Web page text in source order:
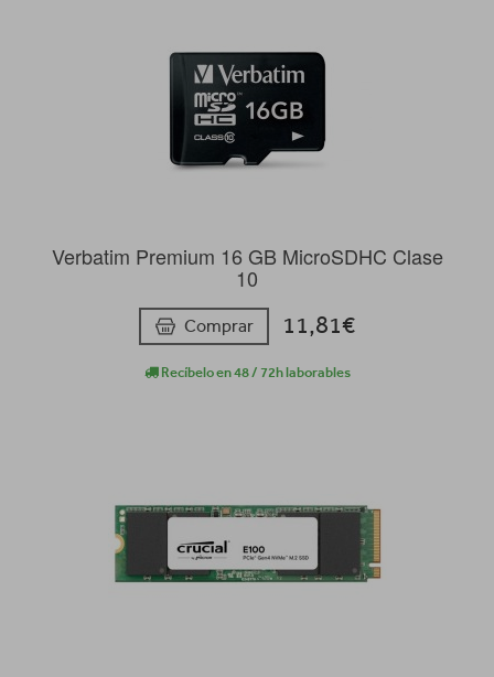
Verbatim Premium 16 GB MicroSDHC Clase
10
Comprar 11,81€
Recíbelo en 48 / 72h laborables